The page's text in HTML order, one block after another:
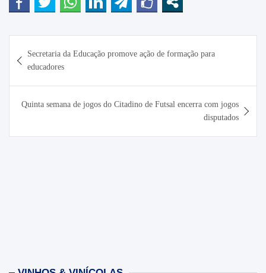
de
Post
Secretaria da Educação promove ação de formação para
educadores
Quinta semana de jogos do Citadino de Futsal encerra com jogos
disputados